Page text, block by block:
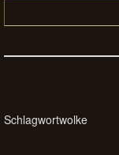
Schlagwortwolke